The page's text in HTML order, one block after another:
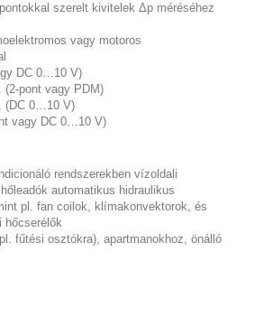
szerelt kivitelek Δp méréséhez
vagy motoros
DC 0…10 V)
(2-pont vagy PDM)
(DC 0…10 V)
vagy DC 0…10 V)
rendszerekben vízoldali
automatikus hidraulikus
pl. fan coilok, klímakonvektorok, és
hőcserélők
fűtési osztókra), apartmanokhoz, önálló